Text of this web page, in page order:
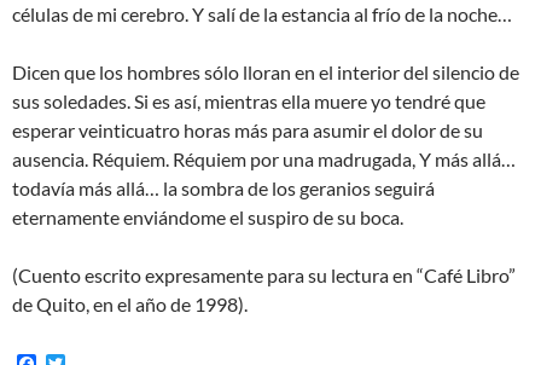
células de mi cerebro. Y salí de la estancia al frío de la noche…
Dicen que los hombres sólo lloran en el interior del silencio de
sus soledades. Si es así, mientras ella muere yo tendré que
esperar veinticuatro horas más para asumir el dolor de su
ausencia. Réquiem. Réquiem por una madrugada, Y más allá…
todavía más allá… la sombra de los geranios seguirá
eternamente enviándome el suspiro de su boca.
(Cuento escrito expresamente para su lectura en “Café Libro”
de Quito, en el año de 1998).